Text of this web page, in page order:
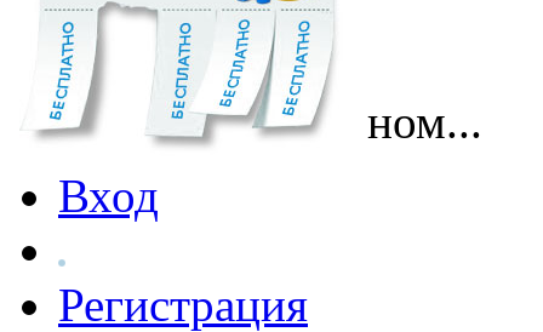
Поговорим о главном...
Вход
Регистрация